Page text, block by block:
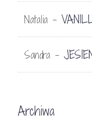
Natalia -
Sandra -
Archiwa